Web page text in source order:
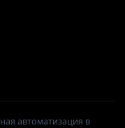
автоматизация в